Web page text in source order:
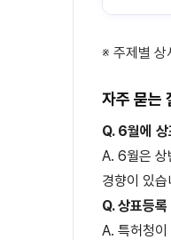
※ 주제별 상
자주 묻는
Q. 6월에
A. 6월은 상
경향이 있
Q. 상표등
A. 특허청